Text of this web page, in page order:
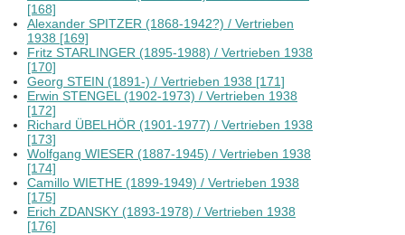
[168]
Alexander SPITZER (1868-1942?) / Vertrieben
1938 [169]
Fritz STARLINGER (1895-1988) / Vertrieben 1938
[170]
Georg STEIN (1891-) / Vertrieben 1938 [171]
Erwin STENGEL (1902-1973) / Vertrieben 1938
[172]
Richard ÜBELHÖR (1901-1977) / Vertrieben 1938
[173]
Wolfgang WIESER (1887-1945) / Vertrieben 1938
[174]
Camillo WIETHE (1899-1949) / Vertrieben 1938
[175]
Erich ZDANSKY (1893-1978) / Vertrieben 1938
[176]